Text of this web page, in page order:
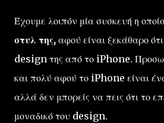
Έχουμε λοιπόν μία συσκευή η
στυλ της, αφού είναι ξεκάθαρο
design της από το iPhone.
και πολύ αφού το iPhone είναι
αλλά δεν μπορείς να πεις ότι το
μοναδικό του design.